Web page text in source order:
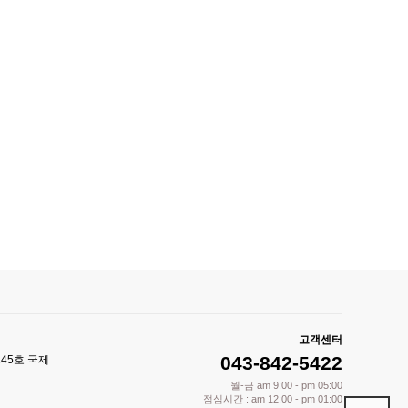
호 국제
고객센터
043-842-5422
월-금 am 9:00 - pm 05:00
점심시간 : am 12:00 - pm 01:00